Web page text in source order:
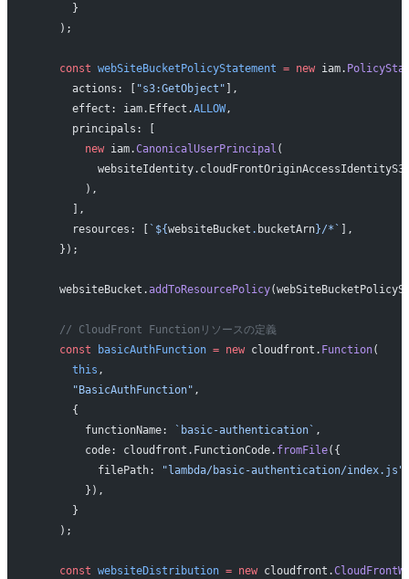
      }
    );
    const
webSiteBucketPolicyStatement = new iam.
      actions: [
"s3:GetObject" ],
      effect: iam.Effect.
ALLOW,
      principals: [
        new
iam.CanonicalUserPrincipal (
        ),
      ],
      resources: [
`${websiteBucket . bucketArn}/*`
],
    });
    websiteBucket.
addToResourcePolicy
    // CloudFront Functionリソースの定義
    const
basicAuthFunction = new cloudfront. Function(
      this
,
      "BasicAuthFunction"
,
      {
        functionName:
`basic-authentication` ,
        code: cloudfront.FunctionCode.
fromFile({
          filePath:
"lambda/basic-authentication/index.js"
        }),
      }
    );
    const
websiteDistribution = new cloudfront.